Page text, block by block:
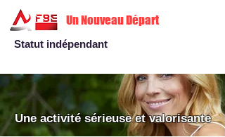
Un Nouveau Départ
Statut indépendant
Une activité sérieuse et valorisante